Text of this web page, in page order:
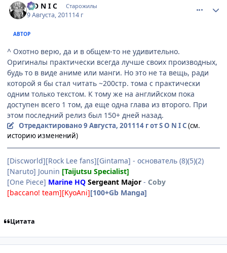
S O N I C Старожилы
9 Августа, 201114 г
АВТОР
^ Охотно верю, да и в общем-то не удивительно.
Оригиналы практически всегда лучше своих производных,
будь то в виде аниме или манги. Но это не та вещь, ради
которой я бы стал читать ~200стр. тома с практически
одним только текстом. К тому же на английском пока
доступен всего 1 том, да еще одна глава из второго. При
этом последний релиз был 150+ дней назад.
Отредактировано9 Августа, 201114 гот S O N I C(см.
историю изменений)
[Discworld][Rock Lee fans][Gintama] - основатель (8)(5)(2)
[Naruto] Jounin [Taijutsu Specialist]
[One Piece] Marine HQ Sergeant Major - Coby
[baccano! team][KyoAni][100+Gb Manga]
Цитата